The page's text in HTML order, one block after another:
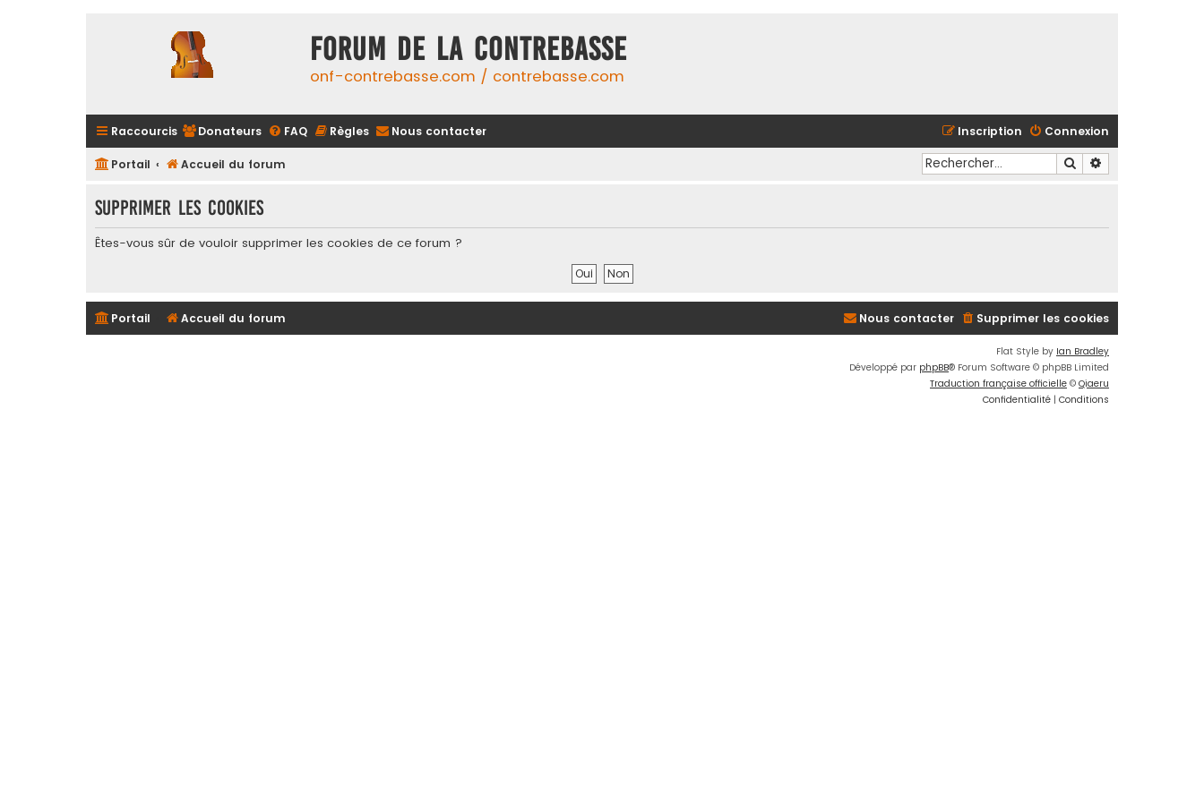
FORUM DE LA CONTREBASSE
onf-contrebasse.com / contrebasse.com
Raccourcis Donateurs FAQ Règles Nous contacter Connexion
Inscription
Portail Accueil du forum Rechercher
Supprimer les cookies
Êtes-vous sûr de vouloir supprimer les cookies de ce forum ?
Portail Accueil du forum Supprimer les cookies
Nous contacter
Flat Style by Ian Bradley
Développé par phpBB® Forum Software © phpBB Limited
Traduction française officielle © Qiaeru
Confidentialité | Conditions